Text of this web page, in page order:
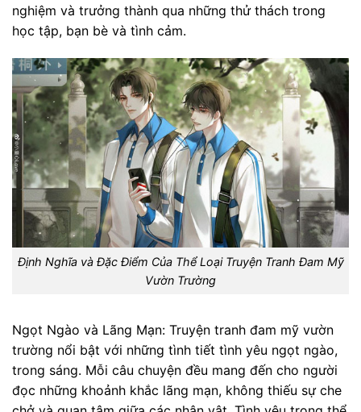
nghiệm và trưởng thành qua những thử thách trong
học tập, bạn bè và tình cảm.
Định Nghĩa và Đặc Điểm Của Thể Loại Truyện Tranh Đam Mỹ
Vườn Trường
Ngọt Ngào và Lãng Mạn: Truyện tranh đam mỹ vườn
trường nổi bật với những tình tiết tình yêu ngọt ngào,
trong sáng. Mỗi câu chuyện đều mang đến cho người
đọc những khoảnh khắc lãng mạn, không thiếu sự che